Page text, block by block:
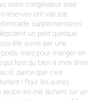
notre congélateur était
réserves ont vite été
supplémentaires,
un petit quelque
été suivie par une
mais pour manger en
qui font du bien à mon âme
lit, parce que c’est
! Pour les autres,
saison en me lâchant sur un